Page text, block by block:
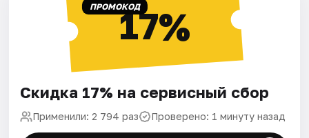
ПРОМОКОД17%
Скидка 17% на сервисный сбор
Применили: 2 794 раз Проверено: 1 минуту назад